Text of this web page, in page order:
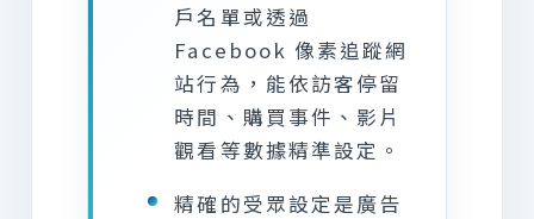
戶名單或透過
Facebook 像素追蹤網
站行為，能依訪客停留
時間、購買事件、影片
觀看等數據精準設定。
精確的受眾設定是廣告